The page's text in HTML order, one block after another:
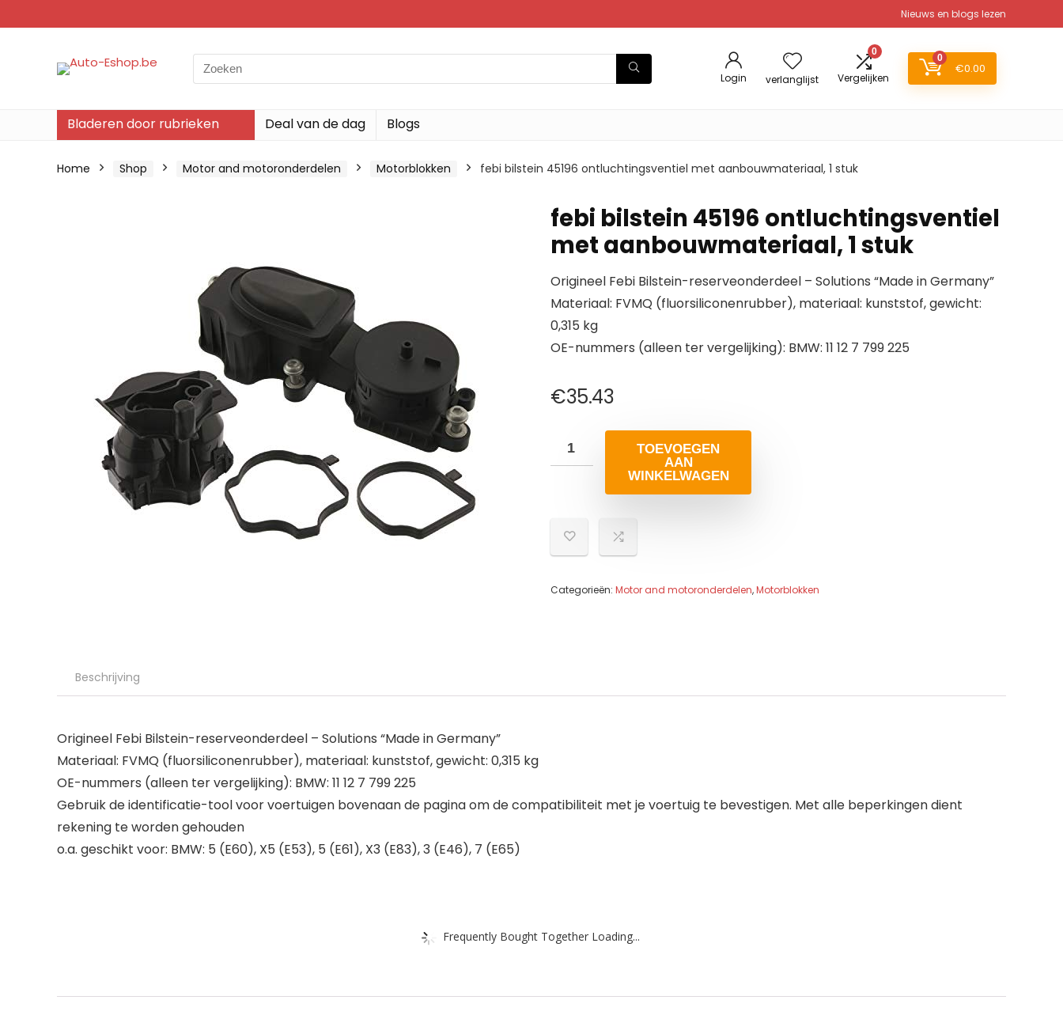
Nieuws en blogs lezen
Search
for:
Login verlanglijst
0
Vergelijken
0
€0.00
Bladeren door rubrieken Deal van de dag Blogs
Home Shop Motor and motoronderdelen Motorblokken febi bilstein 45196 ontluchtingsventiel met aanbouwmateriaal, 1 stuk
febi bilstein 45196 ontluchtingsventiel
met aanbouwmateriaal, 1 stuk
Origineel Febi Bilstein-reserveonderdeel – Solutions “Made in Germany”
Materiaal: FVMQ (fluorsiliconenrubber), materiaal: kunststof, gewicht:
0,315 kg
OE-nummers (alleen ter vergelijking): BMW: 11 12 7 799 225
€35.43
TOEVOEGEN
AAN
WINKELWAGEN
Categorieën: Motor and motoronderdelen,Motorblokken
Beschrijving
Origineel Febi Bilstein-reserveonderdeel – Solutions “Made in Germany”
Materiaal: FVMQ (fluorsiliconenrubber), materiaal: kunststof, gewicht: 0,315 kg
OE-nummers (alleen ter vergelijking): BMW: 11 12 7 799 225
Gebruik de identificatie-tool voor voertuigen bovenaan de pagina om de compatibiliteit met je voertuig te bevestigen. Met alle beperkingen dient
rekening te worden gehouden
o.a. geschikt voor: BMW: 5 (E60), X5 (E53), 5 (E61), X3 (E83), 3 (E46), 7 (E65)
Frequently Bought Together Loading...